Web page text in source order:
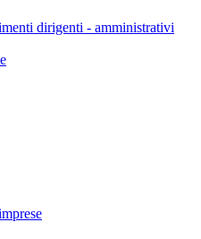
dirigenti - amministrativi